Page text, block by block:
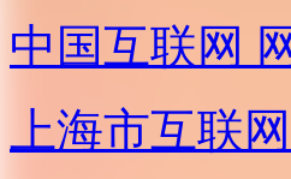
中国互联网
上海市互联网